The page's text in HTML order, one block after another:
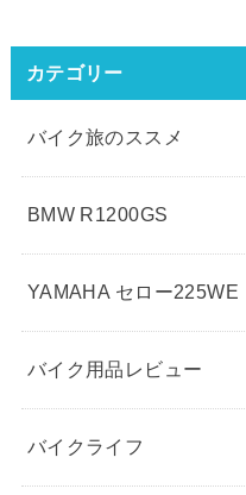
カテゴリー
バイク旅のススメ
BMW R1200GS
YAMAHA セロー225WE
バイク用品レビュー
バイクライフ